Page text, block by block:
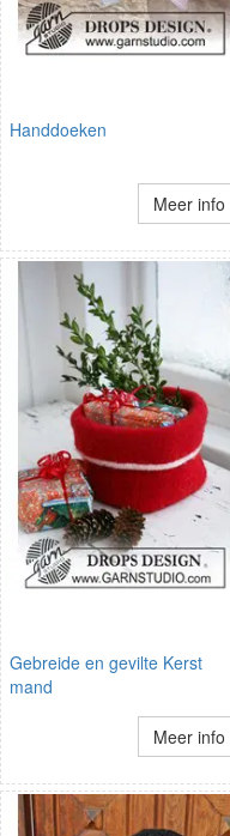
Handdoeken
Meer info
Gebreide en gevilte Kerst
mand
Meer info